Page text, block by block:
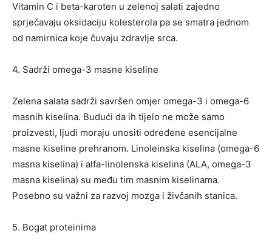
Vitamin C i beta-karoten u zelenoj salati zajedno
sprječavaju oksidaciju kolesterola pa se smatra jednom
od namirnica koje čuvaju zdravlje srca.
4. Sadrži omega-3 masne kiseline
Zelena salata sadrži savršen omjer omega-3 i omega-6
masnih kiselina. Budući da ih tijelo ne može samo
proizvesti, ljudi moraju unositi određene esencijalne
masne kiseline prehranom. Linoleinska kiselina (omega-6
masna kiselina) i alfa-linolenska kiselina (ALA, omega-3
masna kiselina) su među tim masnim kiselinama.
Posebno su važni za razvoj mozga i živčanih stanica.
5. Bogat proteinima